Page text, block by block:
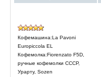
Кофемашина:La Pavoni
Europiccola EL
Кофемолка:Fiorenzato F5D,
ручные кофемолки СССР,
Урарту, Sozen